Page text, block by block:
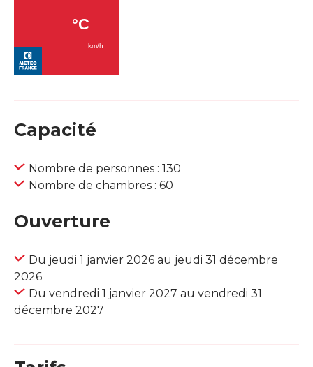
Capacité
Nombre de personnes : 130
Nombre de chambres : 60
Ouverture
Du jeudi 1 janvier 2026 au jeudi 31 décembre
2026
Du vendredi 1 janvier 2027 au vendredi 31
décembre 2027